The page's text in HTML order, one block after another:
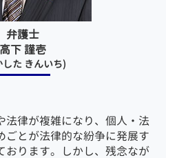
千代田区
新宿区
中央区
弁護士
高下 謹壱
した きんいち)
法律が複雑になり、個人・法
ごとが法律的な紛争に発展す
おります。しかし、残念なが